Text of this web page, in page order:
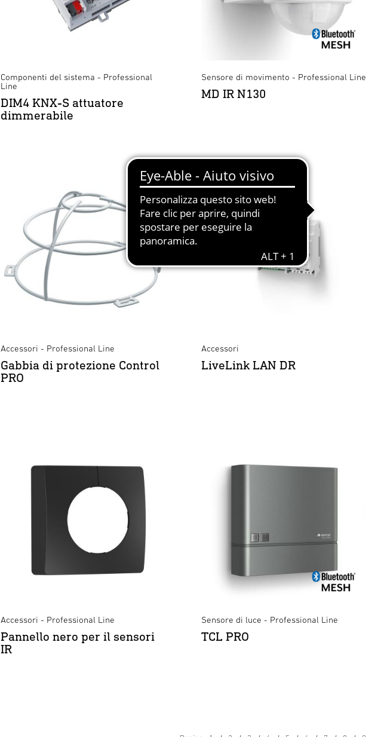
Componenti del sistema - Professional
Line
DIM4 KNX-S attuatore
dimmerabile
Sensore di movimento - Professional Line
MD IR N130
Accessori - Professional Line
Gabbia di protezione Control
PRO
Accessori
LiveLink LAN DR
Accessori - Professional Line
Pannello nero per il sensori
IR
Sensore di luce - Professional Line
TCL PRO